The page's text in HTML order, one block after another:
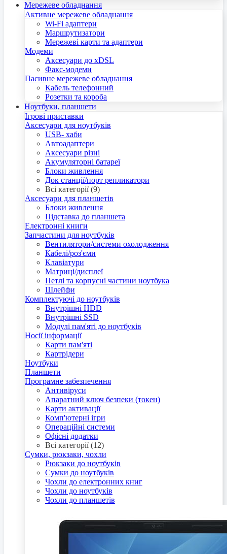
Мережеве обладнання
Активне мережеве обладнання
Wi-Fi адаптери
Маршрутизатори
Мережеві карти та адаптери
Модеми
Аксесуари до xDSL
Факс-модеми
Пасивне мережеве обладнання
Кабель телефонний
Розетки та короба
Ноутбуки, планшети
Ігрові приставки
Аксесуари для ноутбуків
USB- хаби
Автоадаптери
Аксесуари різні
Акумуляторні батареї
Блоки живлення
Док станції/порт репликатори
Всі категорії (9)
Аксесуари для планшетів
Блоки живлення
Підставка до планшета
Електронні книги
Запчастини для ноутбуків
Вентилятори/системи охолодження
Кабелі/роз'єми
Клавіатури
Матриці/дисплеї
Петлі та корпусні частини ноутбука
Шлейфи
Комплектуючі до ноутбуків
Внутрішні HDD
Внутрішні SSD
Модулі пам'яті до ноутбуків
Носії інформації
Карти пам'яті
Картрідери
Ноутбуки
Планшети
Програмне забезпечення
Антивіруси
Апаратний ключ безпеки (токен)
Карти активації
Комп'ютерні ігри
Операційні системи
Офісні додатки
Всі категорії (12)
Сумки, рюкзаки, чохли
Рюкзаки до ноутбуків
Сумки до ноутбуків
Чохли до електронних книг
Чохли до ноутбуків
Чохли до планшетів